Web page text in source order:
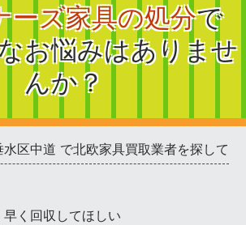
ーズ家具の処分で
お悩みはありませ
んか？
水区中道 で北欧家具買取業者を探して
早く回収してほしい